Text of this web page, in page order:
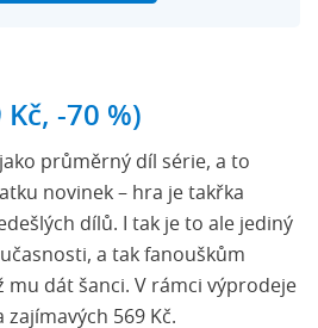
-70 %)
průměrný díl série, a to
novinek – hra je takřka
dílů. I tak je to ale jediný
a tak fanouškům
mu dát šanci. V rámci výprodeje
zajímavých 569 Kč.